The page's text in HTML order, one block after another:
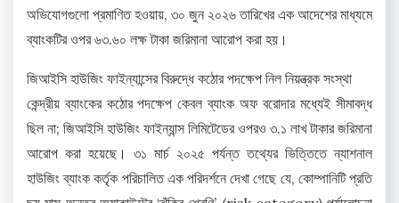
অভিযোগগুলো প্রমাণিত হওয়ায়, ৩০ জুন ২০২৬ তারিখের এক আদেশের মাধ্যমে
ব্যাংকটির ওপর ৬৩.৬০ লক্ষ টাকা জরিমানা আরোপ করা হয়।
জিআইসি হাউজিং ফাইন্যান্সের বিরুদ্ধে কঠোর পদক্ষেপ নিল নিয়ন্ত্রক সংস্থা
কেন্দ্রীয় ব্যাংকের কঠোর পদক্ষেপ কেবল ব্যাংক অফ বরোদার মধ্যেই সীমাবদ্ধ
ছিল না; জিআইসি হাউজিং ফাইন্যান্স লিমিটেডের ওপরও ৩.১ লাখ টাকার জরিমানা
আরোপ করা হয়েছে। ৩১ মার্চ ২০২৫ পর্যন্ত তথ্যের ভিত্তিতে ন্যাশনাল
হাউজিং ব্যাংক কর্তৃক পরিচালিত এক পরিদর্শনে দেখা গেছে যে, কোম্পানিটি প্রতি